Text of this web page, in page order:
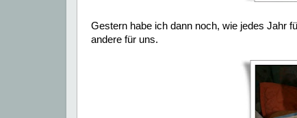
Gestern habe ich dann noch, wie jedes Jahr
andere für uns.